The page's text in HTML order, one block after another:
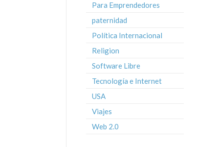
Para Emprendedores
paternidad
Política Internacional
Religion
Software Libre
Tecnología e Internet
USA
Viajes
Web 2.0